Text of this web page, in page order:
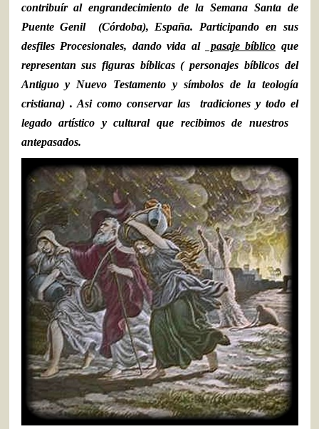
contribuír al engrandecimiento de la Semana Santa de
Puente Genil
(Córdoba), España. Participando en sus
desfiles Procesionales, dando vida al
pasaje bíblico que
representan sus figuras bíblicas ( personajes bíblicos del
Antiguo y Nuevo Testamento y símbolos de la teología
cristiana) . Asi como conservar las
tradiciones y todo el
legado artístico y cultural que recibimos de nuestros
antepasados.